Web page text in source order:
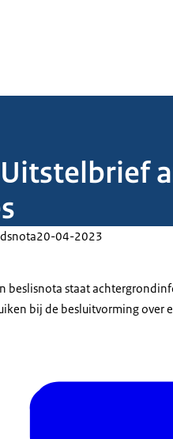
20-04-2023
beslisnota staat
bij de besluitvorming over